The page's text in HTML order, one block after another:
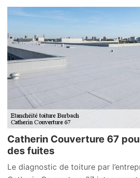
Catherin Couverture 67
des fuites
Le diagnostic de toiture par